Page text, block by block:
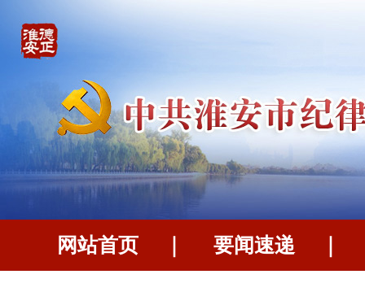
网站首页 要闻速递